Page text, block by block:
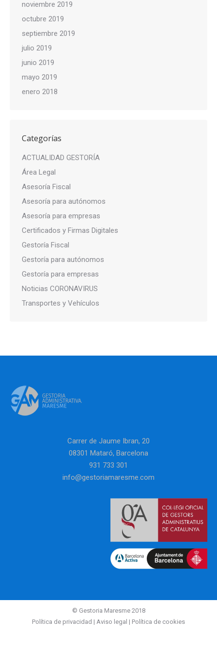
noviembre 2019
octubre 2019
septiembre 2019
julio 2019
junio 2019
mayo 2019
enero 2018
Categorías
ACTUALIDAD GESTORÍA
Área Legal
Asesoría Fiscal
Asesoría para autónomos
Asesoría para empresas
Certificados y Firmas Digitales
Gestoría Fiscal
Gestoría para autónomos
Gestoría para empresas
Noticias CORONAVIRUS
Transportes y Vehículos
Carrer de Jaume Ibran, 20
08301 Mataró, Barcelona
931 733 301
info@gestoriamaresme.com
© Gestoria Maresme 2018
Política de privacidad | Aviso legal | Política de cookies